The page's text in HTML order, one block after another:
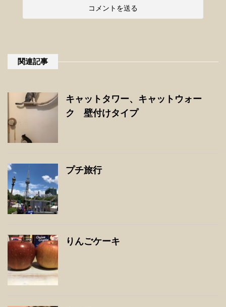
関連記事
キャットタワー、キャットウォー
ク 壁付けタイプ
プチ旅行
りんごケーキ